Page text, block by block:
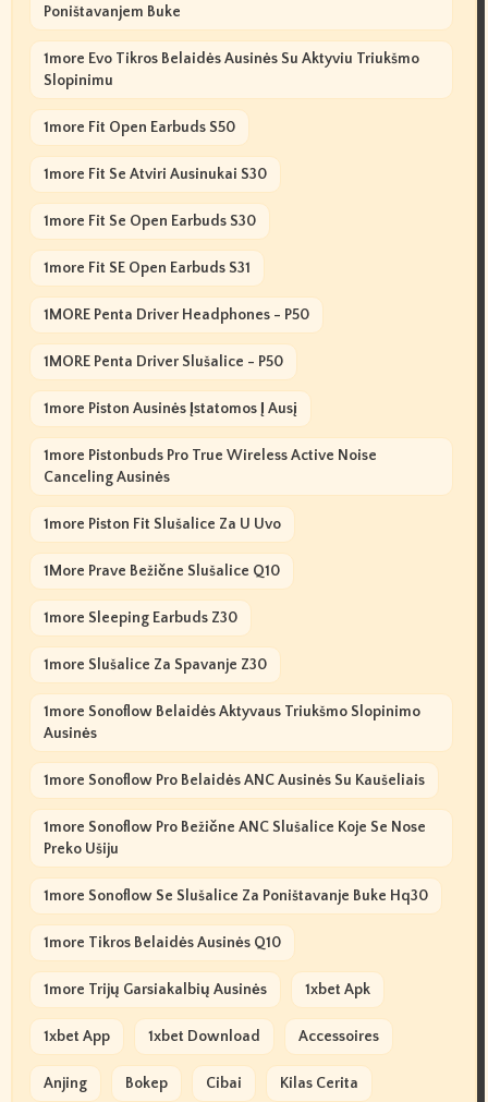
Poništavanjem Buke
1more Evo Tikros Belaidės Ausinės Su Aktyviu Triukšmo
Slopinimu
1more Fit Open Earbuds S50
1more Fit Se Atviri Ausinukai S30
1more Fit Se Open Earbuds S30
1more Fit SE Open Earbuds S31
1MORE Penta Driver Headphones - P50
1MORE Penta Driver Slušalice - P50
1more Piston Ausinės Įstatomos Į Ausį
1more Pistonbuds Pro True Wireless Active Noise
Canceling Ausinės
1more Piston Fit Slušalice Za U Uvo
1More Prave Bežične Slušalice Q10
1more Sleeping Earbuds Z30
1more Slušalice Za Spavanje Z30
1more Sonoflow Belaidės Aktyvaus Triukšmo Slopinimo
Ausinės
1more Sonoflow Pro Belaidės ANC Ausinės Su Kaušeliais
1more Sonoflow Pro Bežične ANC Slušalice Koje Se Nose
Preko Ušiju
1more Sonoflow Se Slušalice Za Poništavanje Buke Hq30
1more Tikros Belaidės Ausinės Q10
1more Trijų Garsiakalbių Ausinės 1xbet Apk
1xbet App 1xbet Download Accessoires
Anjing Bokep Cibai Kilas Cerita